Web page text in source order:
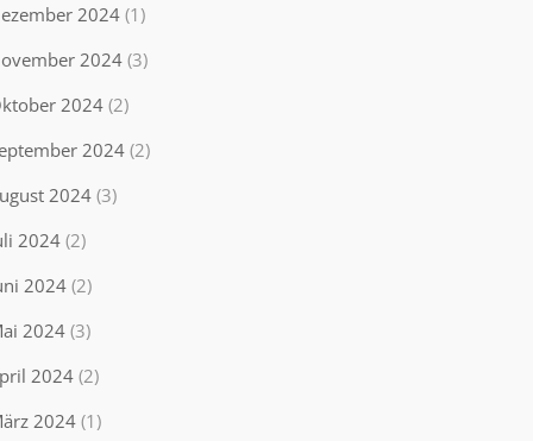
2024(1)
2024(3)
2024(2)
2024(2)
2024(3)
2024(2)
2024(2)
2024(3)
2024(2)
2024(1)